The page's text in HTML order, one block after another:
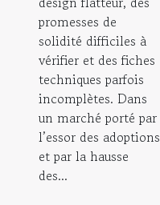
promesses de
solidité difficiles à
vérifier et des fiches
techniques parfois
incomplètes. Dans
un marché porté par
l’essor des adoptions
et par la hausse
des...